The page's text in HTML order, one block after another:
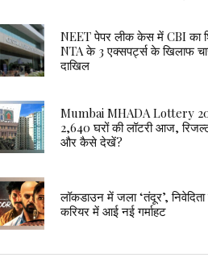
NEET पेपर लीक केस में CBI का
NTA के 3 एक्सपर्ट्स के खिलाफ
दाखिल
Mumbai MHADA Lottery
2,640 घरों की लॉटरी आज,
और कैसे देखें?
लॉकडाउन में जला ‘तंदूर’,
करियर में आई नई गर्माहट